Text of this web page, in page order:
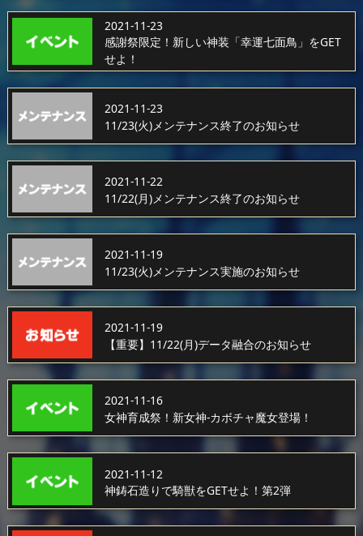
2021-11-23
感謝祭限定！新しい神装「幸運七面鳥」をGET
せよ！
2021-11-23
11/23(火)メンテナンス終了のお知らせ
2021-11-22
11/22(月)メンテナンス終了のお知らせ
2021-11-19
11/23(火)メンテナンス実施のお知らせ
2021-11-19
【重要】11/22(月)データ融合のお知らせ
2021-11-16
女神育成祭！新女神-カボチャ魔女登場！
2021-11-12
神鋳石造りで騎獣をGETせよ！第2弾